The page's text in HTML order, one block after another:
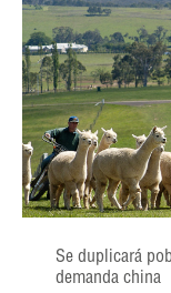
Se duplicará
demanda china